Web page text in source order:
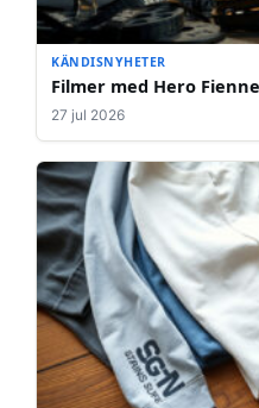
KÄNDISNYHETER
Filmer med Hero
27 jul 2026